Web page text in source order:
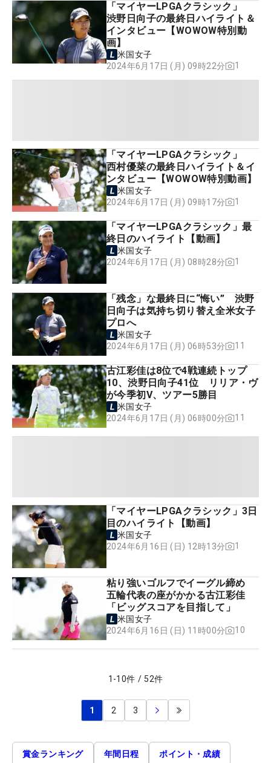
「マイヤーLPGAクラシック」
渋野日向子の最終日ハイライト＆
インタビュー【WOWOW特別動
画】
米国女子
2024年6月17日 (月) 09時22分
1
「マイヤーLPGAクラシック」
西村優菜の最終日ハイライト＆イ
ンタビュー【WOWOW特別動画】
米国女子
2024年6月17日 (月) 09時17分
1
「マイヤーLPGAクラシック」最
終日のハイライト【動画】
米国女子
2024年6月17日 (月) 08時28分
1
「残念」な最終日に“悔い” 渋野
日向子は気持ち切り替え全米女子
プロへ
米国女子
2024年6月17日 (月) 06時53分
11
古江彩佳は8位で4戦連続トップ
10、渋野日向子41位 リリア・ヴ
が今季初V、ツアー5勝目
米国女子
2024年6月17日 (月) 06時00分
11
「マイヤーLPGAクラシック」3日
目のハイライト【動画】
米国女子
2024年6月16日 (日) 12時13分
1
粘り強いゴルフでイーグル締め
五輪代表の座がかかる古江彩佳
「ビッグスコアを目指して」
米国女子
2024年6月16日 (日) 11時00分
10
1 -10件 / 52件
1 2 3
賞金ランキング 年間日程 ポイント・成績